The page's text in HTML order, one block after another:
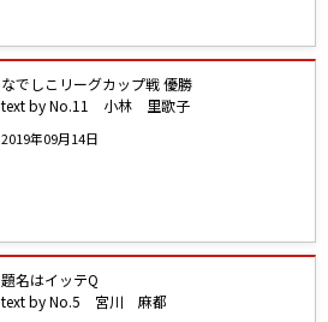
なでしこリーグカップ戦 優勝
text by No.11 小林 里歌子
2019年09月14日
題名はイッテQ
text by No.5 宮川 麻都